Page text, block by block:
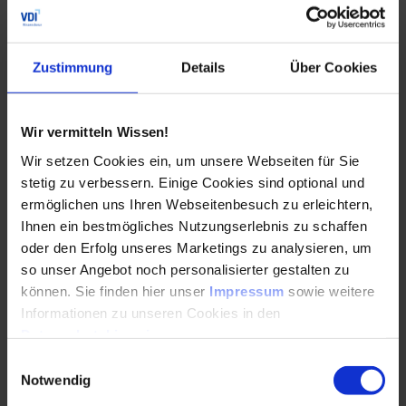
Zustimmung Details Über Cookies
Wir vermitteln Wissen!
Wir setzen Cookies ein, um unsere Webseiten für Sie
stetig zu verbessern. Einige Cookies sind optional und
ermöglichen uns Ihren Webseitenbesuch zu erleichtern,
Ihnen ein bestmögliches Nutzungserlebnis zu schaffen
oder den Erfolg unseres Marketings zu analysieren, um
so unser Angebot noch personalisierter gestalten zu
können. Sie finden hier unser Impressum sowie weitere
Informationen zu unseren Cookies in den
Notwendig
Prompt Engineering im industriellen Einsatz
Das Seminar bietet eine Einführung in das Feld des
Technik heran.
Durchführungen
Veranstaltungsdatum Veranstaltungsort
01. – 02.10.2026
Online
09. – 10.02.2027
Online
Alle Termine ansehen
Auch Inhouse buchbar
DETAILS & BUCHEN
Einsatz von ChatGPT in der Industrie